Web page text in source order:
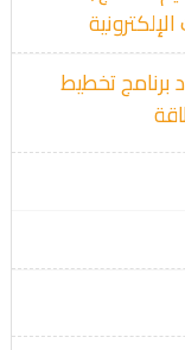
برنامج تخطيط